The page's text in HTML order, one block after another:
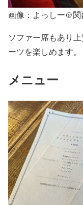
画像：よっしー@関
ソファー席もあり
ーツを楽しめます。
メニュー